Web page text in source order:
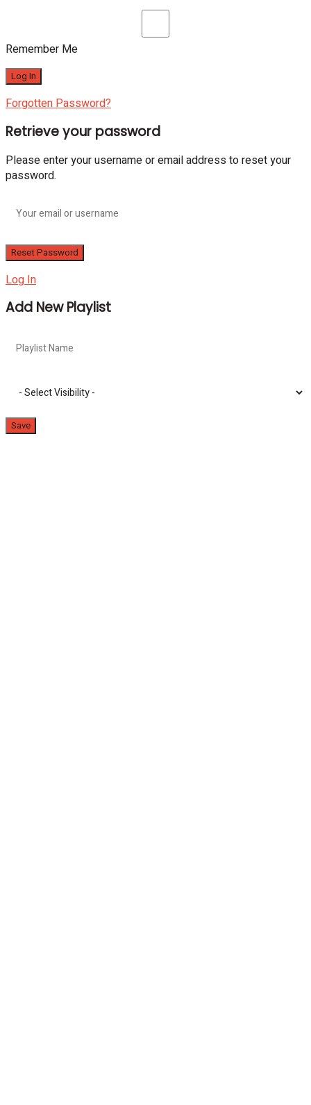
Remember Me
Forgotten Password?
Retrieve your password
Please enter your username or email address to reset your
password.
Log In
Add New Playlist